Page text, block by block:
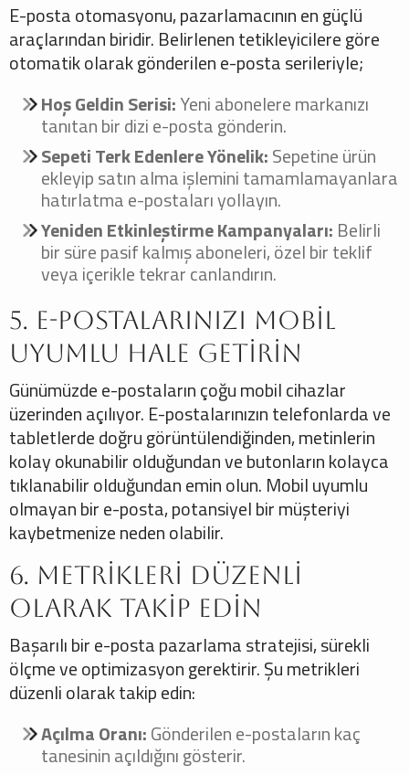
E-posta otomasyonu, pazarlamacının en güçlü
araçlarından biridir. Belirlenen tetikleyicilere göre
otomatik olarak gönderilen e-posta serileriyle;
Hoş Geldin Serisi:Yeni abonelere markanızı
tanıtan bir dizi e-posta gönderin.
Sepeti Terk Edenlere Yönelik:Sepetine ürün
ekleyip satın alma işlemini tamamlamayanlara
hatırlatma e-postaları yollayın.
Yeniden Etkinleştirme Kampanyaları: Belirli
bir süre pasif kalmış aboneleri, özel bir teklif
veya içerikle tekrar canlandırın.
5. E-postalarınızı Mobil
Uyumlu Hale Getirin
Günümüzde e-postaların çoğu mobil cihazlar
üzerinden açılıyor. E-postalarınızın telefonlarda ve
tabletlerde doğru görüntülendiğinden, metinlerin
kolay okunabilir olduğundan ve butonların kolayca
tıklanabilir olduğundan emin olun. Mobil uyumlu
olmayan bir e-posta, potansiyel bir müşteriyi
kaybetmenize neden olabilir.
6. Metrikleri Düzenli
Olarak Takip Edin
Başarılı bir e-posta pazarlama stratejisi, sürekli
ölçme ve optimizasyon gerektirir. Şu metrikleri
düzenli olarak takip edin:
Açılma Oranı:Gönderilen e-postaların kaç
tanesinin açıldığını gösterir.